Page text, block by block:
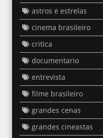
astros e estrelas
cinema brasileiro
critica
documentario
entrevista
filme brasileiro
grandes cenas
grandes cineastas